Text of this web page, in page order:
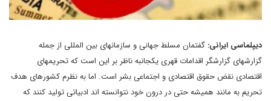
دیپلماسی ایرانی: گفتمان مسلط جهانی و سازمانهای بین المللی از جمله
گزارشهای گزارشگر اقدامات قهری یکجانبه ناظر بر این است که تحریمهای
اقتصادی نقض حقوق اقتصادی و اجتماعی بشر است. اما به نظرم کشورهای هدف
تحریم به مانند همیشه حتی در درون خود نتوانسته اند ادبیاتی تولید کنند که